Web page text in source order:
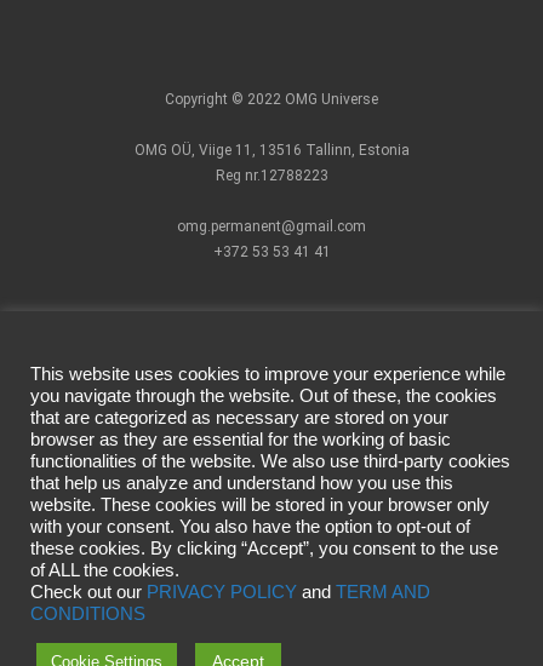
Copyright © 2022 OMG Universe
OMG OÜ, Viige 11, 13516 Tallinn, Estonia
Reg nr.12788223
omg.permanent@gmail.com
+372 53 53 41 41
How to find us?
Terms of Use
Privacy Policy
Delivery &
Returns
Campaign rules
Pigments
Cartridges
PMU Devices
Individual
Masterclass
CSHMR
masterclass
Facebook official
page
Instagram
official account
This website uses cookies to improve your experience while
you navigate through the website. Out of these, the cookies
that are categorized as necessary are stored on your
browser as they are essential for the working of basic
functionalities of the website. We also use third-party cookies
that help us analyze and understand how you use this
website. These cookies will be stored in your browser only
with your consent. You also have the option to opt-out of
these cookies. By clicking “Accept”, you consent to the use
of ALL the cookies.
Check out our PRIVACY POLICY and TERM AND
CONDITIONS
Cookie Settings Accept